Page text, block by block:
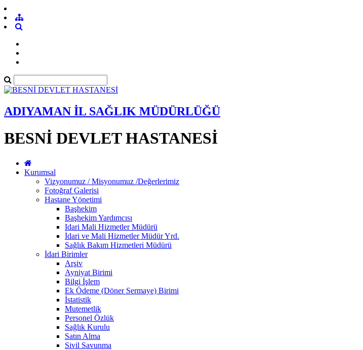
ADIYAMAN İL SAĞLIK MÜDÜRLÜĞÜ
BESNİ DEVLET HASTANESİ
Kurumsal
Vizyonumuz / Misyonumuz /Değerlerimiz
Fotoğraf Galerisi
Hastane Yönetimi
Başhekim
Başhekim Yardımcısı
Idari Mali Hizmetler Müdürü
İdari ve Mali Hizmetler Müdür Yrd.
Sağlık Bakım Hizmetleri Müdürü
İdari Birimler
Arşiv
Ayniyat Birimi
Bilgi İşlem
Ek Ödeme (Döner Sermaye) Birimi
İstatistik
Mutemetlik
Personel Özlük
Sağlık Kurulu
Satın Alma
Sivil Savunma